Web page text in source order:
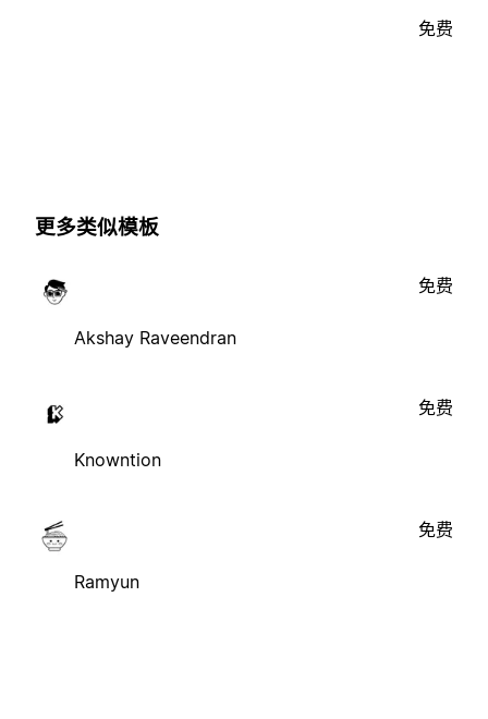
免费
更多类似模板
Akshay Raveendran
免费
Knowntion
免费
Ramyun
免费